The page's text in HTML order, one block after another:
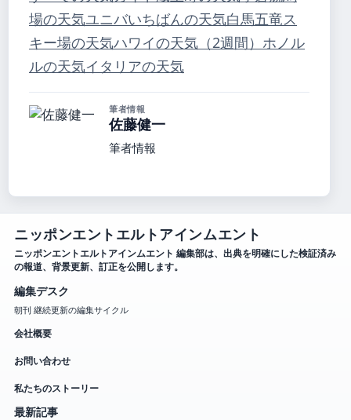
場の天気ユニバいちばんの天気白馬五竜ス
キー場の天気ハワイの天気（2週間） ホノル
ルの天気イタリアの天気
筆者情報
佐藤健一
筆者情報
ニッポンエントエルトアインムエント
ニッポンエントエルトアインムエント 編集部は、出典を明確にした検証済み
の報道、背景更新、訂正を公開します。
編集デスク
朝刊 継続更新の編集サイクル
会社概要
お問い合わせ
私たちのストーリー
最新記事